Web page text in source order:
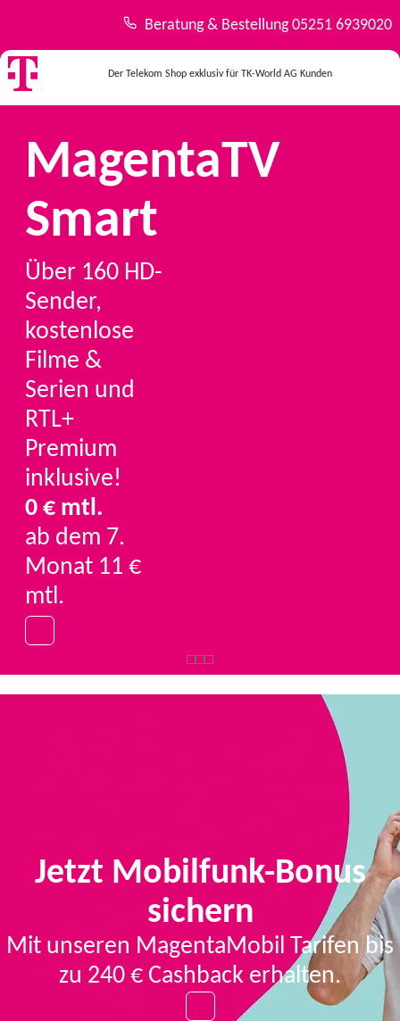
Beratung & Bestellung05251 6939020
Der Telekom Shop exklusiv für TK-World AG Kunden
MagentaTV
Smart
Über 160 HD-
Sender,
kostenlose
Filme &
Serien und
RTL+
Premium
inklusive!
0 € mtl.
ab dem 7.
Monat 11 €
mtl.
Jetzt Mobilfunk-Bonus
sichern
Mit unseren MagentaMobil Tarifen bis
zu 240 € Cashback erhalten.